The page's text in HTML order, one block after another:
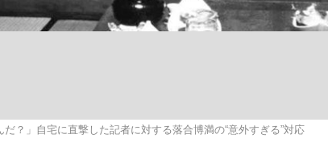
だ？」自宅に直撃した記者に対する落合博満の“意外すぎる”対応